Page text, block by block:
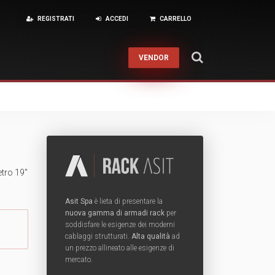
REGISTRATI ACCEDI CARRELLO
sistemi in Fibra Ottica
sistemi in Rame
VENDOR
19″
Asit Spa è lieta di presentare la
nuova gamma di armadi rack per
soddisfare le esigenze dei moderni
cablaggi strutturati. Alta qualità ad
un prezzo allineato alle esigenze di
mercato.
Condizioni di Vendita
Training
Interventi On-Site
Back
Cabling & Datacenter